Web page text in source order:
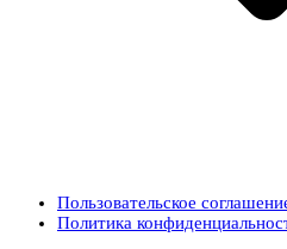
Пользовательское
Политика